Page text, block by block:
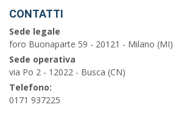
CONTATTI
Sede legale
foro Buonaparte 59 - 20121 - Milano (MI)
Sede operativa
via Po 2 - 12022 - Busca (CN)
Telefono:
0171 937225